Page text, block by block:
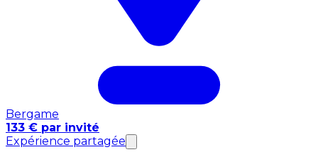
Bergame
133 € par invité
Expérience partagée